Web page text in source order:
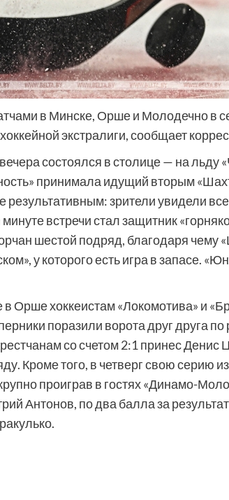
в Минске, Орше и Молодечно в
экстралиги, сообщает
состоялся в столице — на льду
принимала идущий вторым
результативным: зрители увидели
встречи стал защитник
шестой подряд, благодаря чему
у которого есть игра в запасе.
Орше хоккеистам «Локомотива» и
поразили ворота друг друга
со счетом 2:1 принес
Кроме того, в четверг свою серию
проиграв в гостях «Динамо-
Антонов, по два балла за